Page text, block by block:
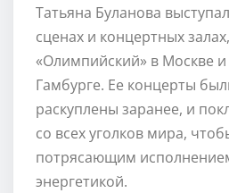
Татьяна Буланова
сценах и концертных
«Олимпийский» в Москве и
Гамбурге. Ее концерты
раскуплены заранее, и
со всех уголков мира,
потрясающим
энергетикой.